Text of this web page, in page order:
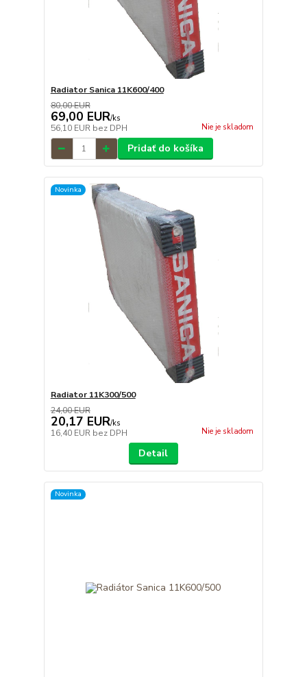
Radiator Sanica 11K600/400
80,00 EUR
69,00 EUR/ks
56,10 EUR bez DPH Nie je skladom
Pridať do košíka
Novinka
Radiator 11K300/500
24,00 EUR
20,17 EUR/ks
16,40 EUR bez DPH Nie je skladom
Detail
Novinka